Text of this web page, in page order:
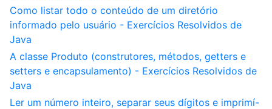
Como listar todo o conteúdo de um diretório
informado pelo usuário - Exercícios Resolvidos de
Java
A classe Produto (construtores, métodos, getters e
setters e encapsulamento) - Exercícios Resolvidos de
Java
Ler um número inteiro, separar seus dígitos e imprimí-